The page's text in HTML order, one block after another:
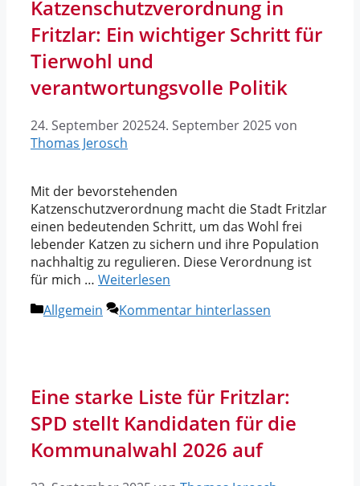
Katzenschutzverordnung in
Fritzlar: Ein wichtiger Schritt für
Tierwohl und
verantwortungsvolle Politik
24. September 202524. September 2025von
Thomas Jerosch
Mit der bevorstehenden
Katzenschutzverordnung macht die Stadt Fritzlar
einen bedeutenden Schritt, um das Wohl frei
lebender Katzen zu sichern und ihre Population
nachhaltig zu regulieren. Diese Verordnung ist
für mich … Weiterlesen
Kategorien
Allgemein Kommentar hinterlassen
Eine starke Liste für Fritzlar:
SPD stellt Kandidaten für die
Kommunalwahl 2026 auf